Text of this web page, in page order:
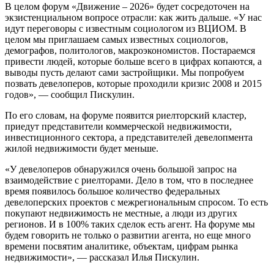
В целом форум «Движение – 2026» будет сосредоточен на
экзистенциальном вопросе отрасли: как жить дальше. «У нас
идут переговоры с известным социологом из ВЦИОМ. В
целом мы приглашаем самых известных социологов,
демографов, политологов, макроэкономистов. Постараемся
привести людей, которые больше всего в цифрах копаются, а
выводы пусть делают сами застройщики. Мы попробуем
позвать девелоперов, которые проходили кризис 2008 и 2015
годов», — сообщил Пискулин.
По его словам, на форуме появится риелторский кластер,
приедут представители коммерческой недвижимости,
инвестиционного сектора, а представителей девелопмента
жилой недвижимости будет меньше.
«У девелоперов обнаружился очень большой запрос на
взаимодействие с риелторами. Дело в том, что в последнее
время появилось большое количество федеральных
девелоперских проектов с межрегиональным спросом. То есть
покупают недвижимость не местные, а люди из других
регионов. И в 100% таких сделок есть агент. На форуме мы
будем говорить не только о развитии агента, но еще много
времени посвятим аналитике, объектам, цифрам рынка
недвижимости», — рассказал Илья Пискулин.